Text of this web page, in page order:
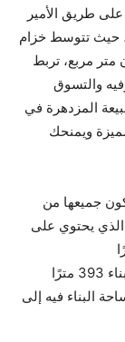
طريق الأمير
حيث تتوسط خزام
تمتد على مساحة 4.5 مليون متر مربع، تربط
والتسوق
المزدهرة في
ويمنحك
جميعها من
الذي يحتوي على
434 مترًا
الذي يضم 162 وحدة بمساحة بناء 393 مترًا
مساحة البناء فيه إلى